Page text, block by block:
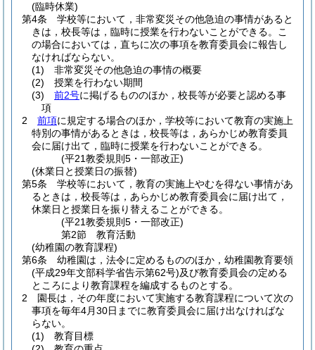
(臨時休業)
第4条
学校等において，非常変災その他急迫の事情があると
きは，校長等は，臨時に授業を行わないことができる。
こ
の場合においては，直ちに次の事項を教育委員会に報告し
なければならない。
(1)
非常変災その他急迫の事情の概要
(2)
授業を行わない期間
(3)
前2号に掲げるもののほか，校長等が必要と認める事
項
2
前項に規定する場合のほか，学校等において教育の実施上
特別の事情があるときは，校長等は，あらかじめ教育委員
会に届け出て，臨時に授業を行わないことができる。
(平21教委規則5・一部改正)
(休業日と授業日の振替)
第5条
学校等において，教育の実施上やむを得ない事情があ
るときは，校長等は，あらかじめ教育委員会に届け出て，
休業日と授業日を振り替えることができる。
(平21教委規則5・一部改正)
第2節
教育活動
(幼稚園の教育課程)
第6条
幼稚園は，法令に定めるもののほか，幼稚園教育要領
(平成29年文部科学省告示第62号)及び教育委員会の定める
ところにより教育課程を編成するものとする。
2
園長は，その年度において実施する教育課程について次の
事項を毎年4月30日までに教育委員会に届け出なければな
らない。
(1)
教育目標